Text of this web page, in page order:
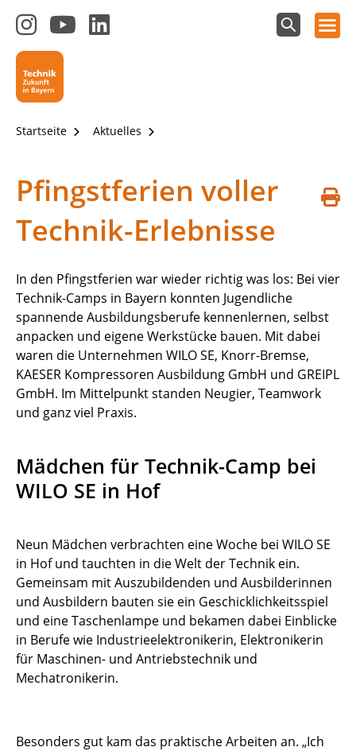
Technik - Zukunft in Bayern
Zum
Instagram-
Kanal
von
Technik-
in
Zum
YouTube-LinkedIn-
Suchfeld
Hauptnavigation öffnen
Startseite Aktuelles
Pfingstferien voller
Technik-Erlebnisse
In den Pfingstferien war wieder richtig was los: Bei vier
Technik-Camps in Bayern konnten Jugendliche
spannende Ausbildungsberufe kennenlernen, selbst
anpacken und eigene Werkstücke bauen. Mit dabei
waren die Unternehmen WILO SE, Knorr-Bremse,
KAESER Kompressoren Ausbildung GmbH und GREIPL
GmbH. Im Mittelpunkt standen Neugier, Teamwork
und ganz viel Praxis.
Mädchen für Technik-Camp bei
WILO SE in Hof
Neun Mädchen verbrachten eine Woche bei WILO SE
in Hof und tauchten in die Welt der Technik ein.
Gemeinsam mit Auszubildenden und Ausbilderinnen
und Ausbildern bauten sie ein Geschicklichkeitsspiel
und eine Taschenlampe und bekamen dabei Einblicke
in Berufe wie Industrieelektronikerin, Elektronikerin
für Maschinen- und Antriebstechnik und
Mechatronikerin.
Besonders gut kam das praktische Arbeiten an. „Ich